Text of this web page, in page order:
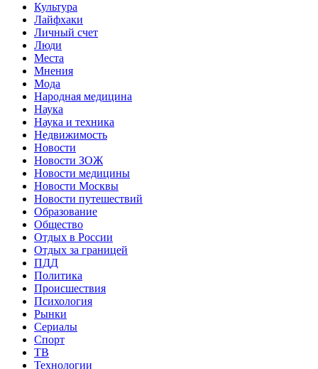
Культура
Лайфхаки
Личный счет
Люди
Места
Мнения
Мода
Народная медицина
Наука
Наука и техника
Недвижимость
Новости
Новости ЗОЖ
Новости медицины
Новости Москвы
Новости путешествий
Образование
Общество
Отдых в России
Отдых за границей
ПДД
Политика
Происшествия
Психология
Рынки
Сериалы
Спорт
ТВ
Технологии